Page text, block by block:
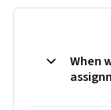
When